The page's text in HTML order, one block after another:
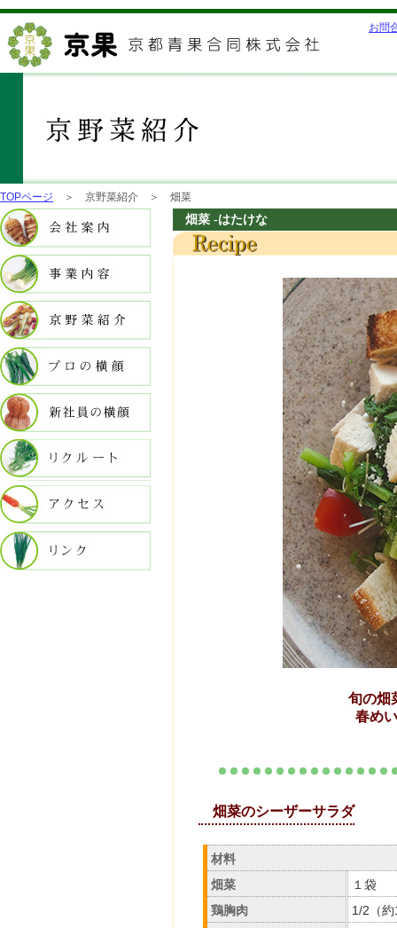
お問
TOPページ ＞ 京野菜紹介 ＞ 畑菜
畑菜 -はたけな
旬の畑
春め
畑菜のシーザーサラダ
材料
畑菜
１袋
鶏胸肉
1/2（